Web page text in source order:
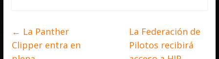
← La Panther
Clipper entra en
La Federación de
Pilotos recibirá